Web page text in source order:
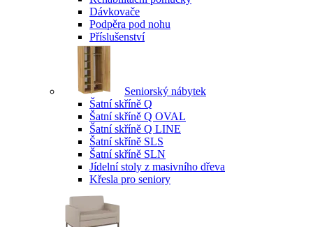
Dávkovače
Podpěra pod nohu
Příslušenství
Seniorský nábytek
Šatní skříně Q
Šatní skříně Q OVAL
Šatní skříně Q LINE
Šatní skříně SLS
Šatní skříně SLN
Jídelní stoly z masivního dřeva
Křesla pro seniory